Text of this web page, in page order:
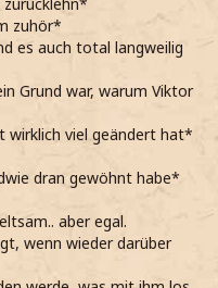
zuhör*
es auch total langweilig
Grund war, warum Viktor
wirklich viel geändert hat*
dran gewöhnt habe*
aber egal.
wenn wieder darüber